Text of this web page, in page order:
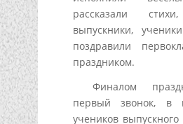
рассказали
выпускники,
поздравили
праздником.
Финалом
первый звонок, в
учеников